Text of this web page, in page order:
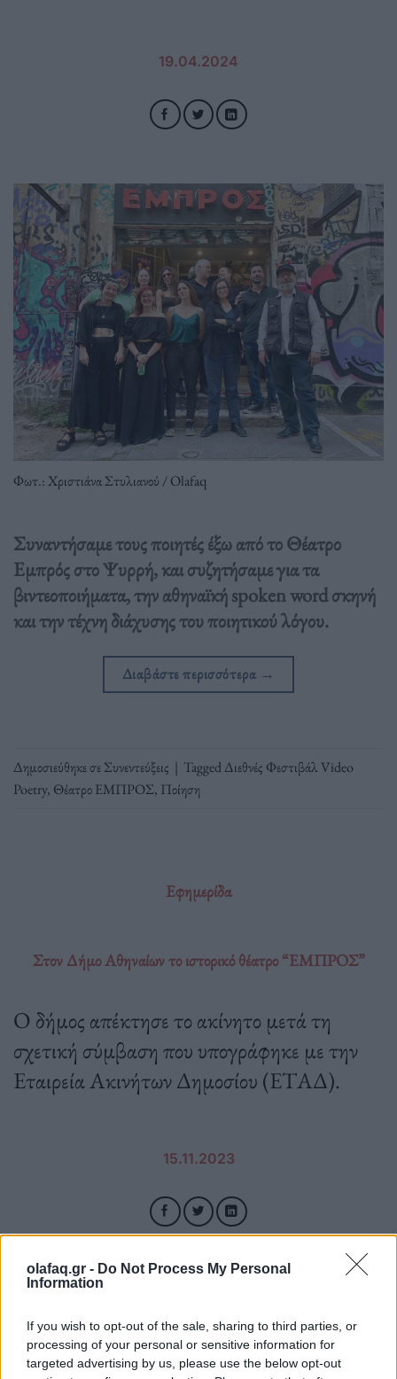
olafaq.gr - Do Not Process My Personal
Information
If you wish to opt-out of the sale, sharing to third parties, or
processing of your personal or sensitive information for
targeted advertising by us, please use the below opt-out
19.04.2024
Φωτ.: Χριστιάνα Στυλιανού / Olafaq
Συναντήσαμε τους ποιητές έξω από το Θέατρο
Εμπρός στο Ψυρρή, και συζητήσαμε για τα
βιντεοποιήματα, την αθηναϊκή spoken word σκηνή
και την τέχνη διάχυσης του ποιητικού λόγου.
Διαβάστε περισσότερα →
Δημοσιεύθηκε σεΣυνεντεύξεις | TaggedΔιεθνές Φεστιβάλ Video
Poetry, Θέατρο ΕΜΠΡΟΣ, Ποίηση
Εφημερίδα
Στον Δήμο Αθηναίων το ιστορικό θέατρο “ΕΜΠΡΟΣ”
Ο δήμος απέκτησε το ακίνητο μετά τη
σχετική σύμβαση που υπογράφηκε με την
Εταιρεία Ακινήτων Δημοσίου (ΕΤΑΔ).
15.11.2023